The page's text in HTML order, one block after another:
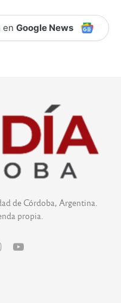
en Google News
de Córdoba, Argentina.
propia.